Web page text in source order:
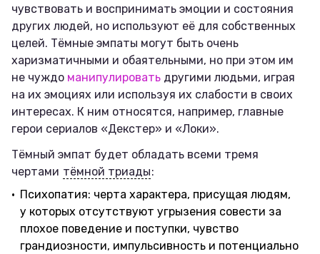
чувствовать и воспринимать эмоции и состояния
других людей, но используют её для собственных
целей. Тёмные эмпаты могут быть очень
харизматичными и обаятельными, но при этом им
не чуждо манипулировать другими людьми, играя
на их эмоциях или используя их слабости в своих
интересах. К ним относятся, например, главные
герои сериалов «Декстер» и «Локи».
Тёмный эмпат будет обладать всеми тремя
чертами тёмной триады:
Психопатия: черта характера, присущая людям,
у которых отсутствуют угрызения совести за
плохое поведение и поступки, чувство
грандиозности, импульсивность и потенциально